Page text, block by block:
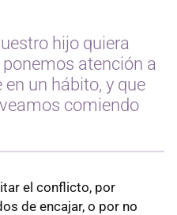
hijo quiera
atención a
un hábito, y que
comiendo
el conflicto, por
de encajar, o por no